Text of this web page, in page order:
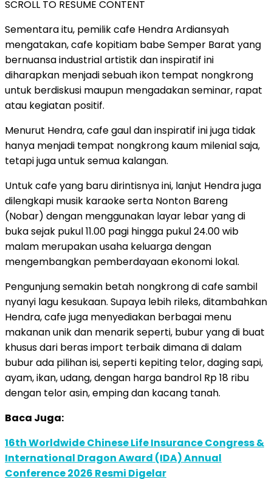
SCROLL TO RESUME CONTENT
Sementara itu, pemilik cafe Hendra Ardiansyah
mengatakan, cafe kopitiam babe Semper Barat yang
bernuansa industrial artistik dan inspiratif ini
diharapkan menjadi sebuah ikon tempat nongkrong
untuk berdiskusi maupun mengadakan seminar, rapat
atau kegiatan positif.
Menurut Hendra, cafe gaul dan inspiratif ini juga tidak
hanya menjadi tempat nongkrong kaum milenial saja,
tetapi juga untuk semua kalangan.
Untuk cafe yang baru dirintisnya ini, lanjut Hendra juga
dilengkapi musik karaoke serta Nonton Bareng
(Nobar) dengan menggunakan layar lebar yang di
buka sejak pukul 11.00 pagi hingga pukul 24.00 wib
malam merupakan usaha keluarga dengan
mengembangkan pemberdayaan ekonomi lokal.
Pengunjung semakin betah nongkrong di cafe sambil
nyanyi lagu kesukaan. Supaya lebih rileks, ditambahkan
Hendra, cafe juga menyediakan berbagai menu
makanan unik dan menarik seperti, bubur yang di buat
khusus dari beras import terbaik dimana di dalam
bubur ada pilihan isi, seperti kepiting telor, daging sapi,
ayam, ikan, udang, dengan harga bandrol Rp 18 ribu
dengan telor asin, emping dan kacang tanah.
Baca Juga:
16th Worldwide Chinese Life Insurance Congress &
International Dragon Award (IDA) Annual
Conference 2026 Resmi Digelar